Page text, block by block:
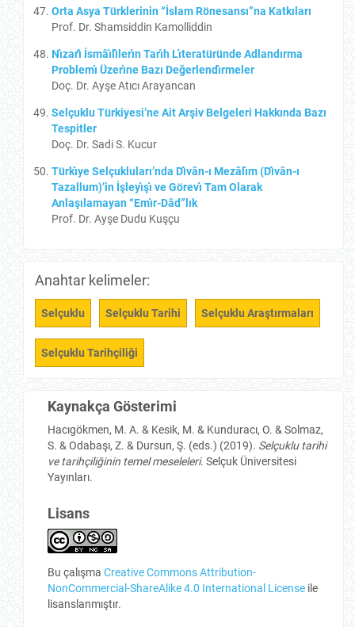
Orta Asya Türklerinin “İslam Rönesansı”na Katkıları
Prof. Dr. Shamsiddin Kamolliddin
Nı̇zarı̂ İsmâı̇lı̂lerı̇n Tarı̇h Lı̇teratüründe Adlandırma
Problemı̇ Üzerı̇ne Bazı Değerlendı̇rmeler
Doç. Dr. Ayşe Atıcı Arayancan
Selçuklu Türkiyesi’ne Ait Arşiv Belgeleri Hakkında Bazı
Tespitler
Doç. Dr. Sadi S. Kucur
Türkı̇ye Selçukluları’nda Dı̂vân-ı Mezâlı̇m (Dı̂vân-ı
Tazallum)’in İşleyı̇şı̇ ve Görevı̇ Tam Olarak
Anlaşılamayan “Emı̇r-Dâd”lık
Prof. Dr. Ayşe Dudu Kuşçu
Anahtar kelimeler:
Selçuklu Selçuklu Tarihi Selçuklu Araştırmaları
Selçuklu Tarihçiliği
Kaynakça Gösterimi
Hacıgökmen, M. A. & Kesik, M. & Kunduracı, O. & Solmaz,
S. & Odabaşı, Z. & Dursun, Ş. (eds.) (2019). Selçuklu tarihi
ve tarihçiliğinin temel meseleleri. Selçuk Üniversitesi
Yayınları.
Lisans
Bu çalışma Creative Commons Attribution-
NonCommercial-ShareAlike 4.0 International License ile
lisanslanmıştır.